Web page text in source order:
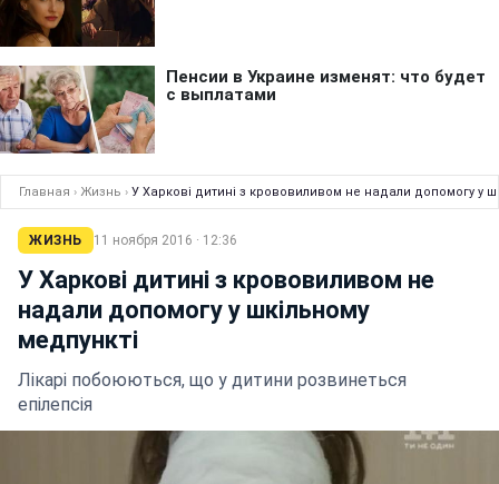
Главная › Жизнь › У Харкові дитині з крововиливом не надали допомогу у
ЖИЗНЬ 11 ноября 2016 · 12:36
У Харкові дитині з крововиливом не
надали допомогу у шкільному
медпункті
Лікарі побоюються, що у дитини розвинеться
епілепсія